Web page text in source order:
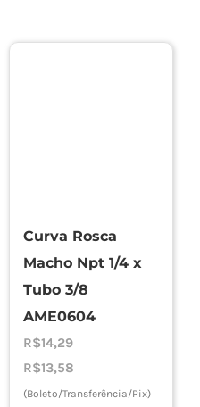
Curva Rosca
Macho Npt 1/4 x
Tubo 3/8
AME0604
R$14,29
R$13,58
(Boleto/Transferência/Pix)